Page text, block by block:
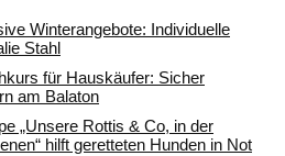
Winterangebote: Individuelle
Stahl
für Hauskäufer: Sicher
am Balaton
„Unsere Rottis & Co, in der
hilft geretteten Hunden in Not